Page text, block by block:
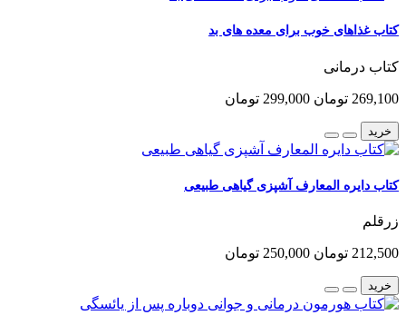
کتاب غذاهای خوب برای معده های بد
کتاب درمانی
269,100 تومان 299,000 تومان
خرید
کتاب دایره المعارف آشپزی گیاهی طبیعی
زرقلم
212,500 تومان 250,000 تومان
خرید